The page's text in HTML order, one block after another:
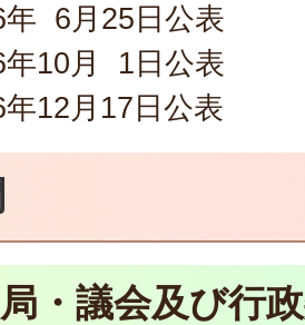
年 6月25日公表
年10月 1日公表
12月17日公表
・議会及び行